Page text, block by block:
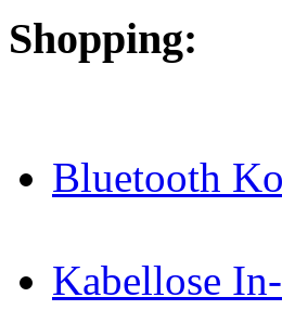
Shopping:
Bluetooth
Kabellose